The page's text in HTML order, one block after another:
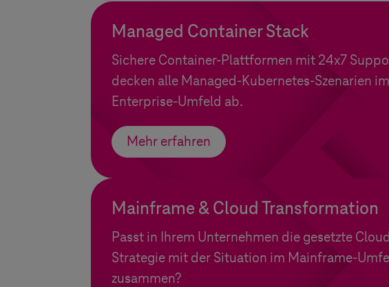
Managed Container Stack
Sichere Container-Plattformen mit 24x7
decken alle Managed-Kubernetes-Szenarien im
Enterprise-Umfeld ab.
Mehr erfahren
Mainframe & Cloud Transformation
Passt in Ihrem Unternehmen die gesetzte
Strategie mit der Situation im Mainframe-
zusammen?